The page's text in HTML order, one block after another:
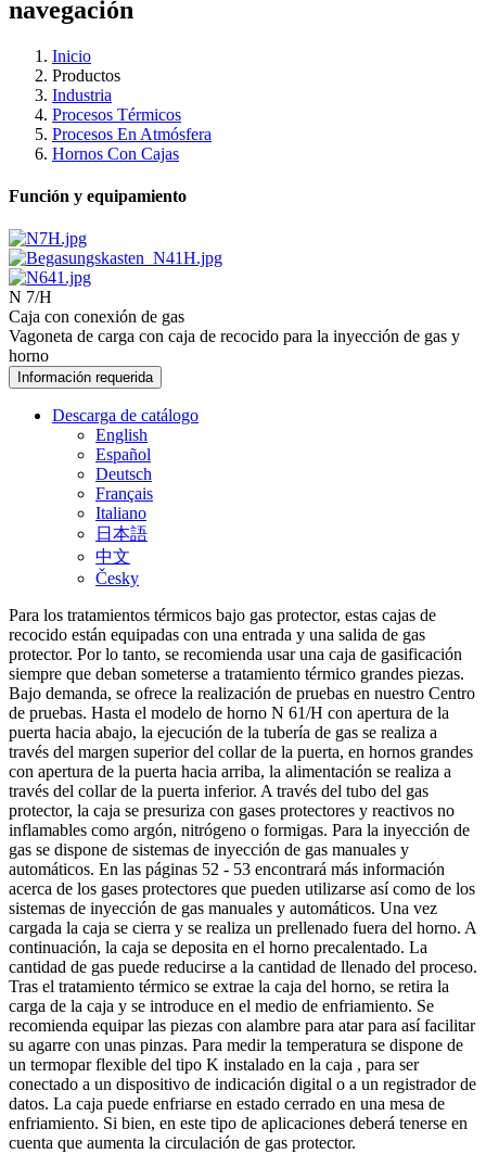
navegación
Inicio
Productos
Industria
Procesos Térmicos
Procesos En Atmósfera
Hornos Con Cajas
Función y equipamiento
N 7/H
Caja con conexión de gas
Vagoneta de carga con caja de recocido para la inyección de gas y
horno
Información requerida
Descarga de catálogo
English
Español
Deutsch
Français
Italiano
日本語
中文
Česky
Para los tratamientos térmicos bajo gas protector, estas cajas de
recocido están equipadas con una entrada y una salida de gas
protector. Por lo tanto, se recomienda usar una caja de gasificación
siempre que deban someterse a tratamiento térmico grandes piezas.
Bajo demanda, se ofrece la realización de pruebas en nuestro Centro
de pruebas. Hasta el modelo de horno N 61/H con apertura de la
puerta hacia abajo, la ejecución de la tubería de gas se realiza a
través del margen superior del collar de la puerta, en hornos grandes
con apertura de la puerta hacia arriba, la alimentación se realiza a
través del collar de la puerta inferior. A través del tubo del gas
protector, la caja se presuriza con gases protectores y reactivos no
inflamables como argón, nitrógeno o formigas. Para la inyección de
gas se dispone de sistemas de inyección de gas manuales y
automáticos. En las páginas 52 - 53 encontrará más información
acerca de los gases protectores que pueden utilizarse así como de los
sistemas de inyección de gas manuales y automáticos. Una vez
cargada la caja se cierra y se realiza un prellenado fuera del horno. A
continuación, la caja se deposita en el horno precalentado. La
cantidad de gas puede reducirse a la cantidad de llenado del proceso.
Tras el tratamiento térmico se extrae la caja del horno, se retira la
carga de la caja y se introduce en el medio de enfriamiento. Se
recomienda equipar las piezas con alambre para atar para así facilitar
su agarre con unas pinzas. Para medir la temperatura se dispone de
un termopar flexible del tipo K instalado en la caja , para ser
conectado a un dispositivo de indicación digital o a un registrador de
datos. La caja puede enfriarse en estado cerrado en una mesa de
enfriamiento. Si bien, en este tipo de aplicaciones deberá tenerse en
cuenta que aumenta la circulación de gas protector.